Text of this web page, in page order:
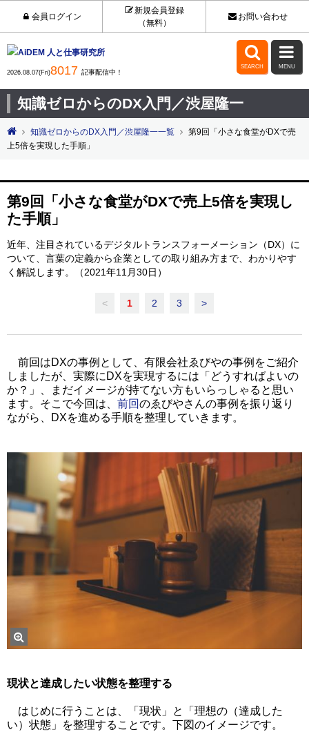
会員ログイン
新規会員登録
（無料）
お問い合わせ
2026.08.07(Fri)8017 記事配信中！

SEARCH

MENU
知識ゼロからのDX入門／渋屋隆一
知識ゼロからのDX入門／渋屋隆一一覧
第9回「小さな食堂がDXで売
上5倍を実現した手順」
第9回「小さな食堂がDXで売上5倍を実現し
た手順」
近年、注目されているデジタルトランスフォーメーション（DX）に
ついて、言葉の定義から企業としての取り組み方まで、わかりやす
く解説します。（2021年11月30日）
< 1 2 3 >
前回はDXの事例として、有限会社ゑびやの事例をご紹介
しましたが 、実際にDXを実現するには「どうすればよいの
か？」、まだイメージが持てない方もいらっしゃると思い
ます。そこで今回は、 前回のゑびやさんの事例を振り返り
ながら、DXを進める手順を整理していきます。
現状と達成したい状態を整理する
はじめに行うことは、「現状」と「理想の（達成した
い）状態」を整理することです。下図のイメージです。